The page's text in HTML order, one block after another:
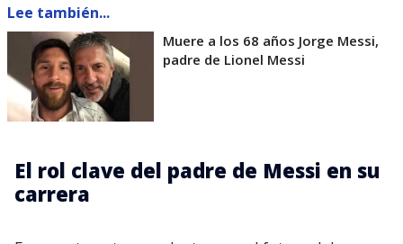
Lee también...
Muere a los 68 años Jorge Messi,
padre de Lionel Messi
El rol clave del padre de Messi en su
carrera